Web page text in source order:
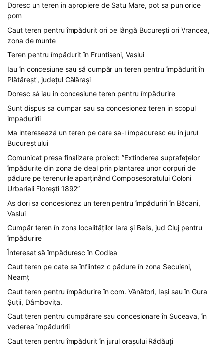
Doresc un teren in apropiere de Satu Mare, pot sa pun orice
pom
Caut teren pentru împădurit ori pe lângă București ori Vrancea,
zona de munte
Teren pentru împădurit în Fruntiseni, Vaslui
Iau în concesiune sau să cumpăr un teren pentru împădurit în
Plătărești, județul Călărași
Doresc să iau in concesiune teren pentru împădurire
Sunt dispus sa cumpar sau sa concesionez teren in scopul
impaduririi
Ma interesează un teren pe care sa-l impaduresc eu în jurul
Bucureștiului
Comunicat presa finalizare proiect: ”Extinderea suprafețelor
împădurite din zona de deal prin plantarea unor corpuri de
pădure pe terenurile aparținând Composesoratului Coloni
Urbariali Florești 1892”
As dori sa concesionez un teren pentru împăduriri în Băcani,
Vaslui
Cumpăr teren în zona localităților Iara și Belis, jud Cluj pentru
împădurire
Înteresat să împăduresc în Codlea
Caut teren pe cate sa înfiintez o pădure în zona Secuieni,
Neamț
Caut teren pentru împădurire în com. Vânători, Iași sau în Gura
Șuții, Dâmbovița.
Caut teren pentru cumpărare sau concesionare în Suceava, în
vederea împăduririi
Caut teren pentru împădurit în jurul orașului Rădăuți